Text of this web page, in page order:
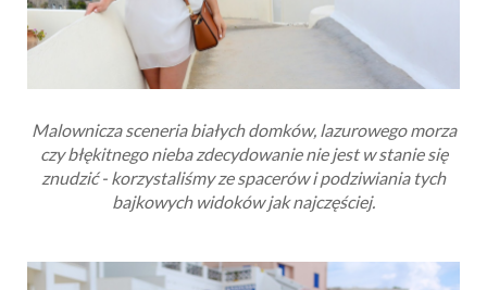
Malownicza sceneria białych domków, lazurowego morza
czy błękitnego nieba zdecydowanie nie jest w stanie się
znudzić - korzystaliśmy ze spacerów i podziwiania tych
bajkowych widoków jak najczęściej.